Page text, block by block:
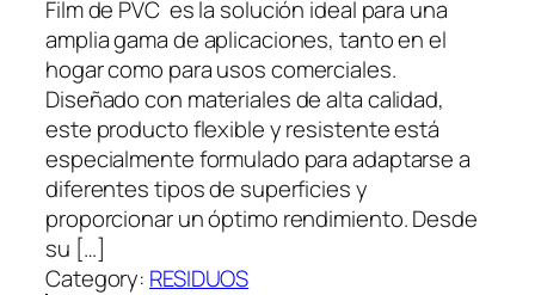
Film de PVC es la solución ideal para una
amplia gama de aplicaciones, tanto en el
hogar como para usos comerciales.
Diseñado con materiales de alta calidad,
este producto flexible y resistente está
especialmente formulado para adaptarse a
diferentes tipos de superficies y
proporcionar un óptimo rendimiento. Desde
su […]
Category: RESIDUOS